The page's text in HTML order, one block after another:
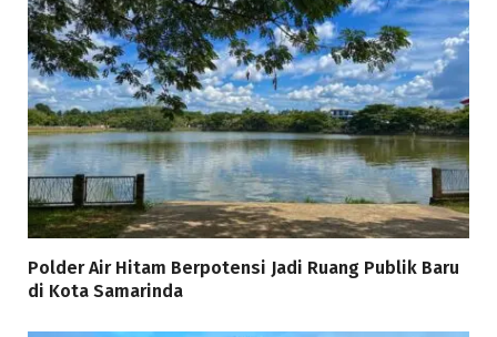
Polder Air Hitam Berpotensi Jadi Ruang Publik Baru
di Kota Samarinda